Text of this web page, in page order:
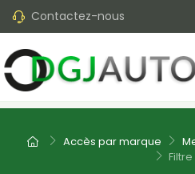
Contactez-nous
Accès par marque
Filtre